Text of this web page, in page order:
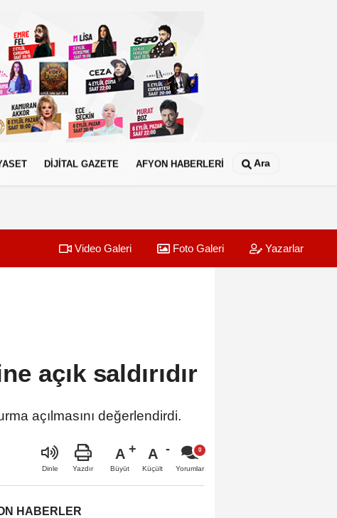
DİJİTAL GAZETE AFYON HABERLERİ Ara
Video Galeri Foto Galeri Yazarlar
açık saldırıdır
açılmasını değerlendirdi.
Dinle Yazdır
A
Büyüt
A
Küçült Yorumlar
HABERLER